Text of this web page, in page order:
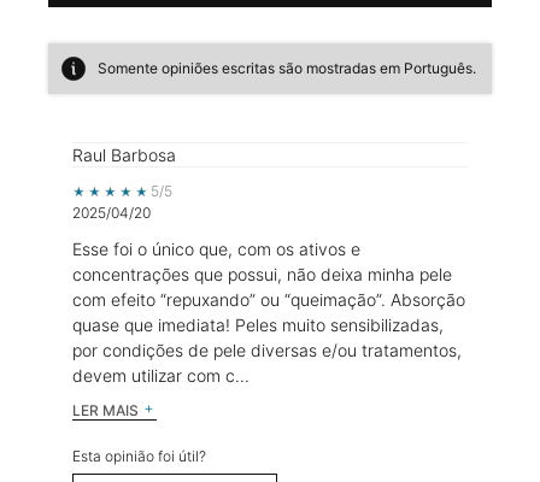
Somente opiniões escritas são mostradas em Português.
Raul Barbosa
5 out of 5 stars.
5/5
2025/04/20
Esse foi o único que, com os ativos e
concentrações que possui, não deixa minha pele
com efeito “repuxando” ou “queimação”. Absorção
quase que imediata! Peles muito sensibilizadas,
por condições de pele diversas e/ou tratamentos,
devem utilizar com c...
LER MAIS
Esta opinião foi útil?